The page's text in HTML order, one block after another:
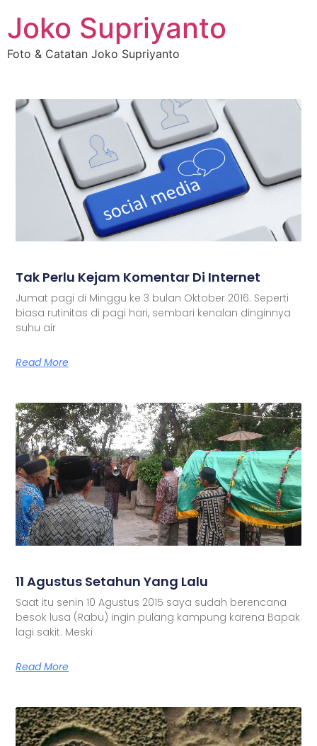
Joko Supriyanto
Foto & Catatan Joko Supriyanto
Tak Perlu Kejam Komentar Di Internet
Jumat pagi di Minggu ke 3 bulan Oktober 2016. Seperti
biasa rutinitas di pagi hari, sembari kenalan dinginnya
suhu air
Read More
11 Agustus Setahun Yang Lalu
Saat itu senin 10 Agustus 2015 saya sudah berencana
besok lusa (Rabu) ingin pulang kampung karena Bapak
lagi sakit. Meski
Read More